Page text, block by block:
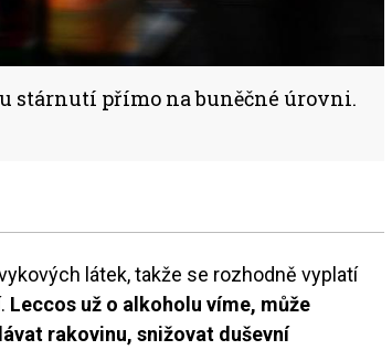
stárnutí přímo na buněčné úrovni.
látek, takže se rozhodně vyplatí
Leccos už o alkoholu víme, může
rakovinu, snižovat duševní